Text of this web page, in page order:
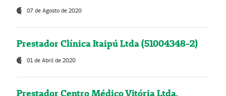
07 de Agosto de 2020
Prestador Clínica Itaipú Ltda (51004348-2)
01 de Abril de 2020
Prestador Centro Médico Vitória Ltda,